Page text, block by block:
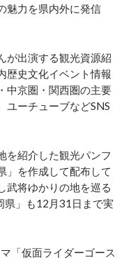
魅力を県内外に発信
が出演する観光資源紹
歴史文化イベント情報
中京圏・関西圏の主要
ユーチューブなどSNS
を紹介した観光パンフ
」を作成して配布して
武将ゆかりの地を巡る
県」も12月31日まで実
「仮面ライダーゴース